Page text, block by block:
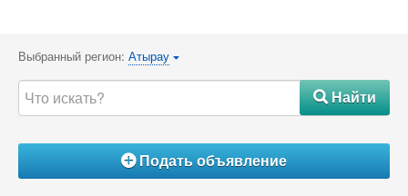
Выбранный регион: Атырау {
#Найти
ÁПодать объявление